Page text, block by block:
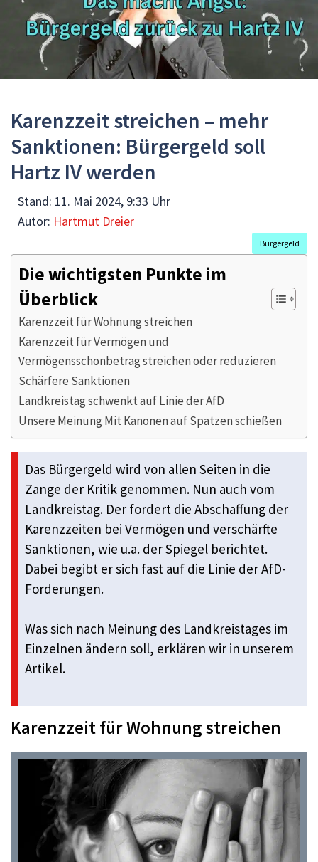
Karenzzeit streichen – mehr
Sanktionen: Bürgergeld soll
Hartz IV werden
Stand: 11. Mai 2024, 9:33 Uhr
Autor: Hartmut Dreier
Bürgergeld
Die wichtigsten Punkte im
Überblick
Karenzzeit für Wohnung streichen
Karenzzeit für Vermögen und
Vermögensschonbetrag streichen oder reduzieren
Schärfere Sanktionen
Landkreistag schwenkt auf Linie der AfD
Unsere Meinung Mit Kanonen auf Spatzen schießen
Das Bürgergeld wird von allen Seiten in die
Zange der Kritik genommen. Nun auch vom
Landkreistag. Der fordert die Abschaffung der
Karenzzeiten bei Vermögen und verschärfte
Sanktionen, wie u.a. der Spiegel berichtet.
Dabei begibt er sich fast auf die Linie der AfD-
Forderungen.
Was sich nach Meinung des Landkreistages im
Einzelnen ändern soll, erklären wir in unserem
Artikel.
Karenzzeit für Wohnung streichen